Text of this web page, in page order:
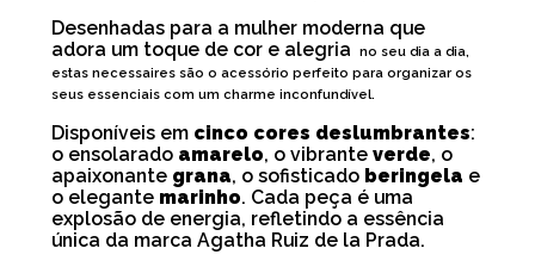
Desenhadas para a mulher moderna que
adora um toque de cor e alegria
no seu dia a dia,
estas necessaires são o acessório perfeito para organizar os
seus essenciais com um charme inconfundível.
Disponíveis em cinco cores deslumbrantes:
o ensolarado amarelo, o vibrante verde, o
apaixonante grana, o sofisticado beringela e
o elegante marinho. Cada peça é uma
explosão de energia, refletindo a essência
única da marca Agatha Ruiz de la Prada.